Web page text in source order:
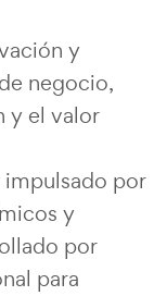
y
negocio,
y el valor
impulsado por
y
por
para